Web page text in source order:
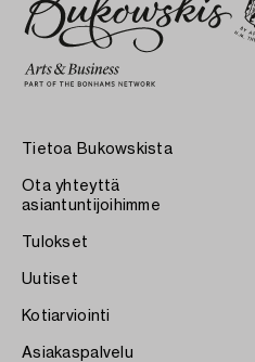
Tietoa Bukowskista
Ota yhteyttä
asiantuntijoihimme
Tulokset
Uutiset
Kotiarviointi
Asiakaspalvelu